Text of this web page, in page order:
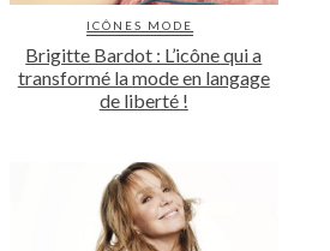
ICÔNES MODE
Brigitte Bardot : L’icône qui a
transformé la mode en langage
de liberté !